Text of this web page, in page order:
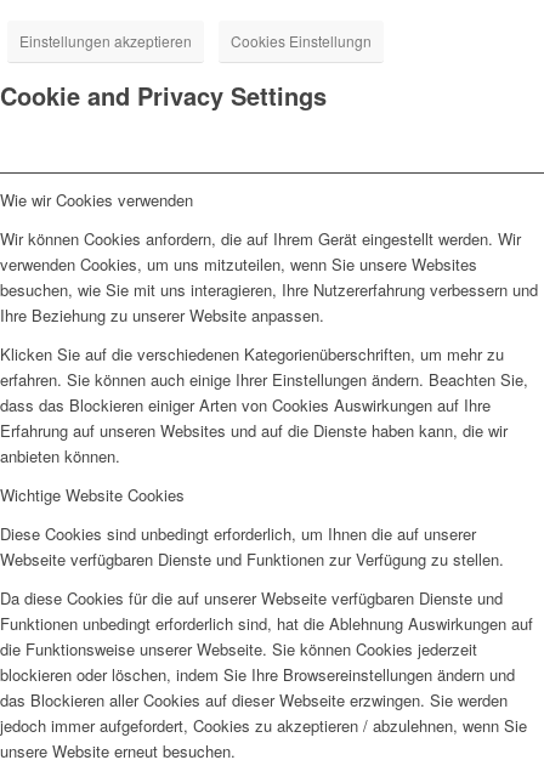
Einstellungen akzeptieren Cookies Einstellungn
Cookie and Privacy Settings
Wie wir Cookies verwenden
Wir können Cookies anfordern, die auf Ihrem Gerät eingestellt werden. Wir
verwenden Cookies, um uns mitzuteilen, wenn Sie unsere Websites
besuchen, wie Sie mit uns interagieren, Ihre Nutzererfahrung verbessern und
Ihre Beziehung zu unserer Website anpassen.
Klicken Sie auf die verschiedenen Kategorienüberschriften, um mehr zu
erfahren. Sie können auch einige Ihrer Einstellungen ändern. Beachten Sie,
dass das Blockieren einiger Arten von Cookies Auswirkungen auf Ihre
Erfahrung auf unseren Websites und auf die Dienste haben kann, die wir
anbieten können.
Wichtige Website Cookies
Diese Cookies sind unbedingt erforderlich, um Ihnen die auf unserer
Webseite verfügbaren Dienste und Funktionen zur Verfügung zu stellen.
Da diese Cookies für die auf unserer Webseite verfügbaren Dienste und
Funktionen unbedingt erforderlich sind, hat die Ablehnung Auswirkungen auf
die Funktionsweise unserer Webseite. Sie können Cookies jederzeit
blockieren oder löschen, indem Sie Ihre Browsereinstellungen ändern und
das Blockieren aller Cookies auf dieser Webseite erzwingen. Sie werden
jedoch immer aufgefordert, Cookies zu akzeptieren / abzulehnen, wenn Sie
unsere Website erneut besuchen.